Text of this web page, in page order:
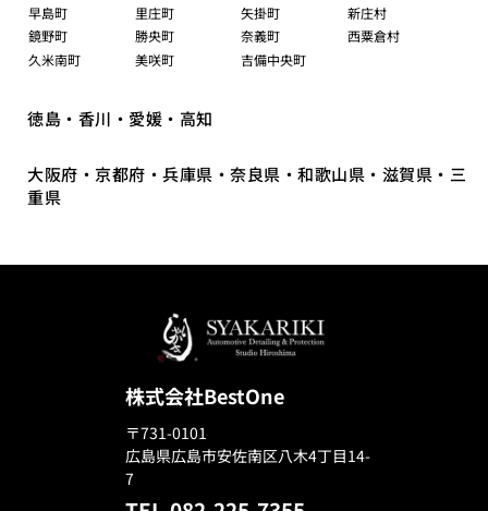
早島町
里庄町 矢掛町
新庄村
鏡野町
勝央町 奈義町
西粟倉村
久米南町
美咲町 吉備中央町
徳島・香川・愛媛・高知
大阪府・京都府・兵庫県・奈良県・和歌山県・滋賀県・三
重県
株式会社BestOne
〒731-0101
広島県広島市安佐南区八木4丁目14-
7